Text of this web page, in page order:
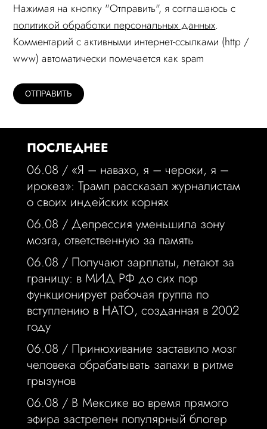
Нажимая на кнопку "Отправить", я соглашаюсь c
политикой обработки персональных данных.
Комментарий c активными интернет-ссылками (http /
www) автоматически помечается как spam
ПОСЛЕДНЕЕ
06.08 / «Я – навахо, я – чероки, я –
ирокез»: Трамп рассказал журналистам
о своих индейских корнях
06.08 / Депрессия уменьшила зону
мозга, ответственную за память
06.08 / Получают зарплаты, летают за
границу: в МИД РФ до сих пор
функционирует рабочая группа по
вступлению в НАТО, созданная в 2002
году
06.08 / Принюхивание заставило мозг
человека обрабатывать запахи в ритме
грызунов
06.08 / В Мексике во время прямого
эфира застрелен популярный блогер